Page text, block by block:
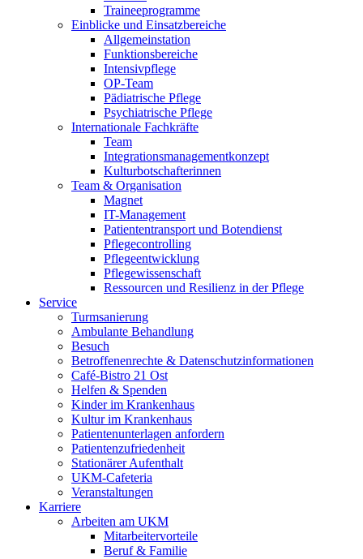
Traineeprogramme
Einblicke und Einsatzbereiche
Allgemeinstation
Funktionsbereiche
Intensivpflege
OP-Team
Pädiatrische Pflege
Psychiatrische Pflege
Internationale Fachkräfte
Team
Integrationsmanagementkonzept
Kulturbotschafterinnen
Team & Organisation
Magnet
IT-Management
Patiententransport und Botendienst
Pflegecontrolling
Pflegeentwicklung
Pflegewissenschaft
Ressourcen und Resilienz in der Pflege
Service
Turmsanierung
Ambulante Behandlung
Besuch
Betroffenenrechte & Datenschutzinformationen
Café-Bistro 21 Ost
Helfen & Spenden
Kinder im Krankenhaus
Kultur im Krankenhaus
Patientenunterlagen anfordern
Patientenzufriedenheit
Stationärer Aufenthalt
UKM-Cafeteria
Veranstaltungen
Karriere
Arbeiten am UKM
Mitarbeitervorteile
Beruf & Familie